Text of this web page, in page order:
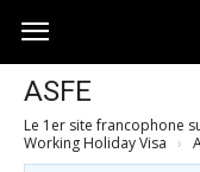
Australia-
australie.com
ASFE
Le 1er site francophone
Working Holiday Visa ›